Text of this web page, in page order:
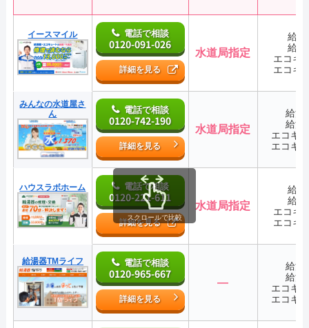
イースマイル 電話で相談
0120-091-026
詳細を見る
水道局指定
給
給
エコキ
エコキ
みんなの水道屋さ
ん
電話で相談
0120-742-190
詳細を見る
水道局指定
給湯
給湯
エコキ
エコキ
ハウスラボホーム 電話で相談
0120-221-611
詳細を見る
水道局指定
給
給
エコキ
エコキ
給湯器TMライフ 電話で相談
0120-965-667
詳細を見る
―
給湯
給湯
エコキ
エコキ
スクロールで比較